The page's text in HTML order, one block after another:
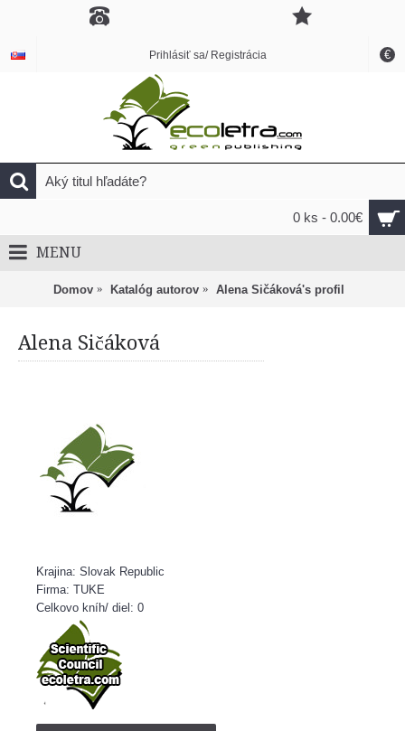
€
Prihlásiť sa/ Registrácia
0 ks - 0.00€
MENU
Domov Katalóg autorov Alena Sičáková's profil
Alena Sičáková
Krajina: Slovak Republic
Firma: TUKE
Celkovo kníh/ diel: 0